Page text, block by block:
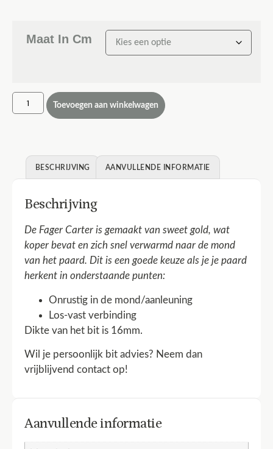
Maat In Cm
Toevoegen aan winkelwagen
BESCHRIJVING AANVULLENDE INFORMATIE
Beschrijving
De Fager Carter is gemaakt van sweet gold, wat
koper bevat en zich snel verwarmd naar de mond
van het paard. Dit is een goede keuze als je je paard
herkent in onderstaande punten:
Onrustig in de mond/aanleuning
Los-vast verbinding
Dikte van het bit is 16mm.
Wil je persoonlijk bit advies? Neem dan
vrijblijvend contact op!
Aanvullende informatie